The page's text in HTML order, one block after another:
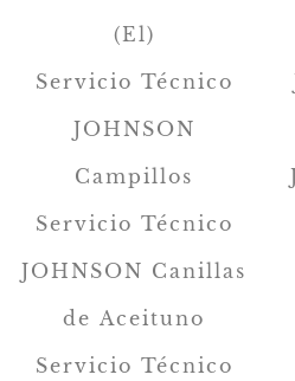
(El)
Servicio Técnico
JOHNSON
Campillos
Servicio Técnico
JOHNSON Canillas
de Aceituno
Servicio Técnico